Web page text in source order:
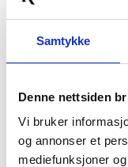
Samtykke
Denne nettsiden
Vi bruker
og annonser et
mediefunksjoner
BLI
Som medlem i
alltid laveste
tilbud!